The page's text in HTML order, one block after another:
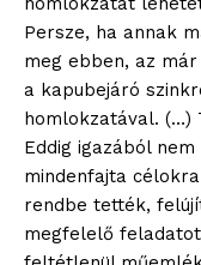
Persze, ha annak
meg ebben, az
a kapubejáró
homlokzatával. (…)
Eddig igazából
mindenfajta
rendbe tették,
megfelelő